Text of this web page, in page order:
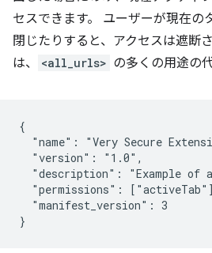
セスできます。 ユーザーが現在の
閉じたりすると、アクセスは遮断
は、
<all_urls> の多くの用途の
{
"name": "Very Secure
  "version": "1.0",
"description": "Example of
"permissions":
  "manifest_version": 3